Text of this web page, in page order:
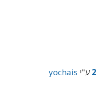
ע"י yochais